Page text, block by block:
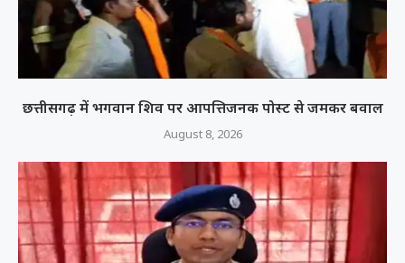
छत्तीसगढ़ में भगवान शिव पर आपत्तिजनक पोस्ट से जमकर बवाल
August 8, 2026